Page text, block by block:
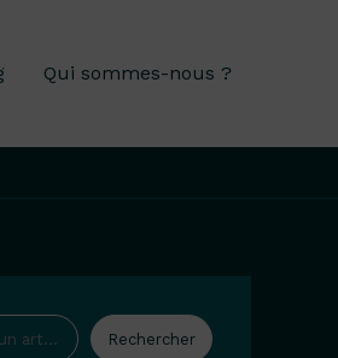
Qui sommes-nous ?
Rechercher